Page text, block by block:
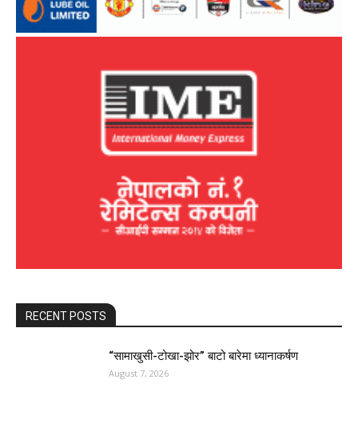
RECENT POSTS
“सामाखुसी-टोखा-झोर” बाटो बारेमा ध्यानाकर्षण
August 7, 2026